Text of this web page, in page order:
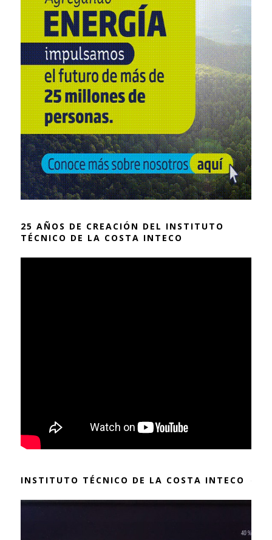
25 AÑOS DE CREACIÓN DEL INSTITUTO
TÉCNICO DE LA COSTA INTECO
INSTITUTO TÉCNICO DE LA COSTA INTECO